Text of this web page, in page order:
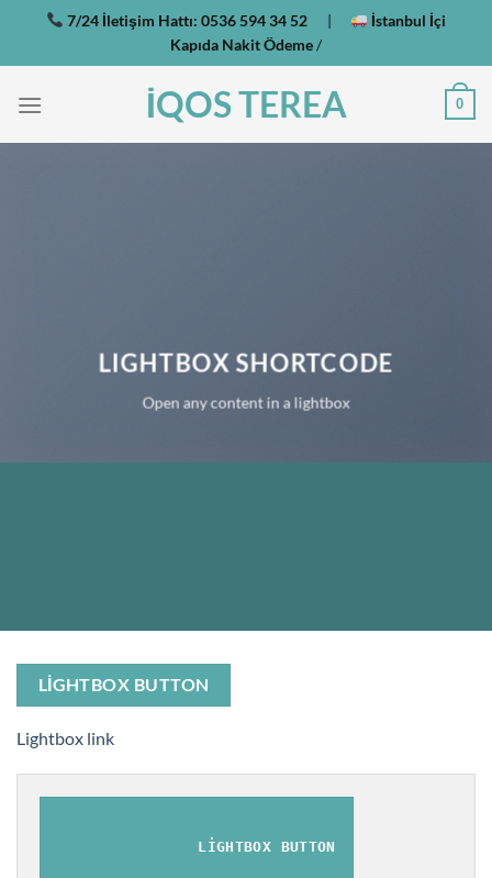
İçeriğe
7/24 İletişim Hattı: 0536 594 34 52 |
İstanbul İçi
Kapıda Nakit Ödeme/
İQOS TEREA 0
LIGHTBOX SHORTCODE
Open any content in a lightbox
LIGHTBOX BUTTON
Lightbox link
LIGHTBOX BUTTON